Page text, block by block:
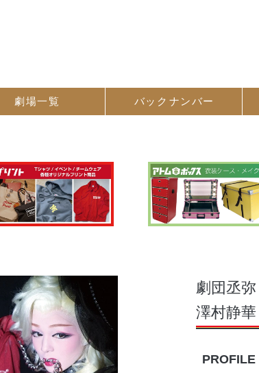
劇場一覧 バック ナンバー
劇団丞弥
澤村静華
PROFILE